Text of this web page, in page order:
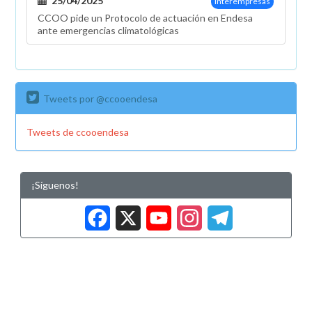
CCOO pide un Protocolo de actuación en Endesa
ante emergencias climatológicas
Tweets por @ccooendesa
Tweets de ccooendesa
¡Síguenos!
Facebook
X